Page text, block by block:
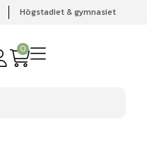
Högstadiet & gymnasiet
0
Utepedagogik
och Stegoaurus